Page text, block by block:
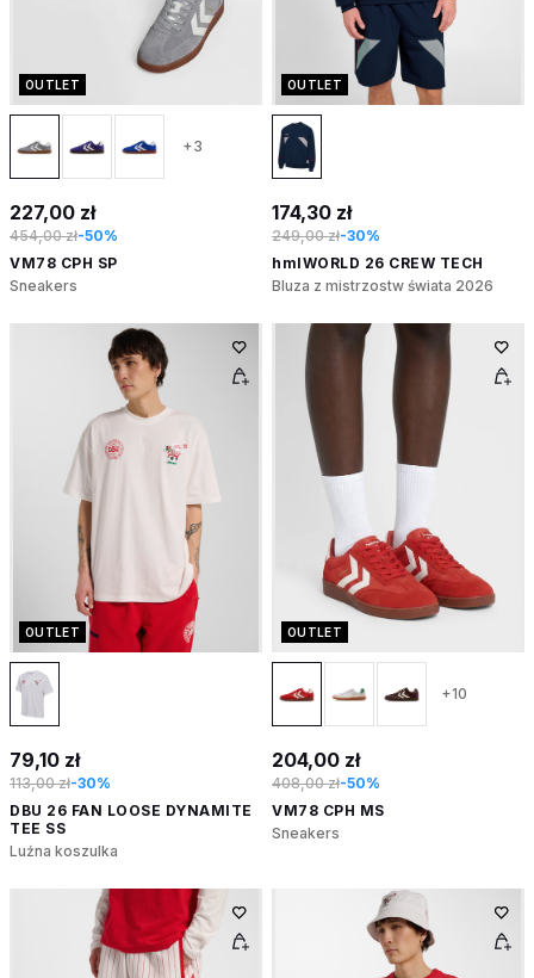
OUTLET
+3
227,00 zł
454,00 zł-50%
VM78 CPH SP
Sneakers
OUTLET
174,30 zł
249,00 zł-30%
hmlWORLD 26 CREW TECH
Bluza z mistrzostw świata 2026
OUTLET
79,10 zł
113,00 zł-30%
DBU 26 FAN LOOSE DYNAMITE
TEE SS
Luźna koszulka
OUTLET
+10
204,00 zł
408,00 zł-50%
VM78 CPH MS
Sneakers